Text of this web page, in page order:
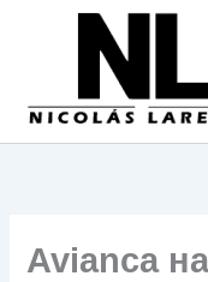
содержимому
Avianca